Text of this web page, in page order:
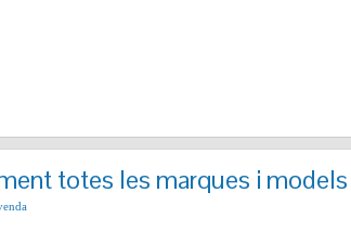
totes les marques i models